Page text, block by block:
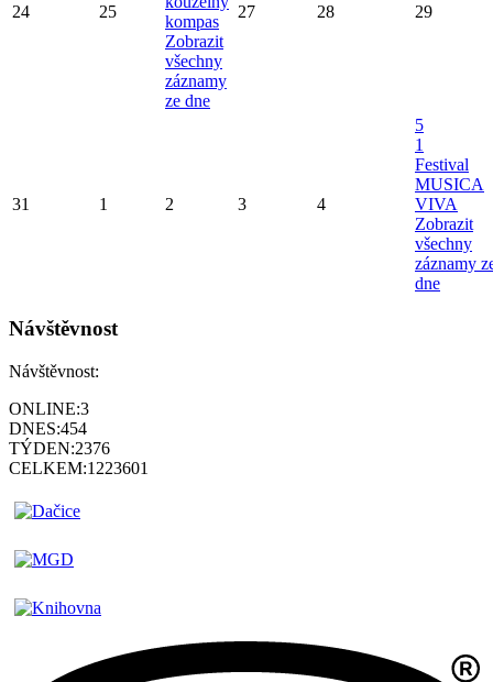
24 25
kompas
Zobrazit
všechny
záznamy
ze dne
27 28 29
31 1 2 3 4
5
1
Festival
MUSICA
VIVA
Zobrazit
všechny
záznamy
dne
Návštěvnost
Návštěvnost:
ONLINE:3
DNES:454
TÝDEN:2376
CELKEM:1223601